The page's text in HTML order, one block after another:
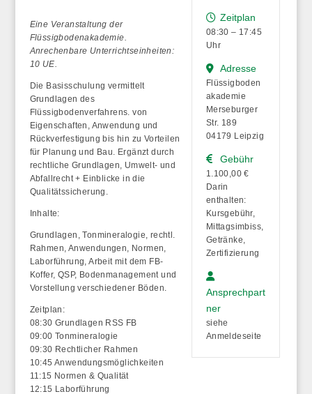
Eine Veranstaltung der
Flüssigbodenakademie.
Anrechenbare Unterrichtseinheiten:
10 UE.
Die Basisschulung vermittelt
Grundlagen des
Flüssigbodenverfahrens. von
Eigenschaften, Anwendung und
Rückverfestigung bis hin zu Vorteilen
für Planung und Bau. Ergänzt durch
rechtliche Grundlagen, Umwelt- und
Abfallrecht + Einblicke in die
Qualitätssicherung.
Inhalte:
Grundlagen, Tonmineralogie, rechtl.
Rahmen, Anwendungen, Normen,
Laborführung, Arbeit mit dem FB-
Koffer, QSP, Bodenmanagement und
Vorstellung verschiedener Böden.
Zeitplan:
08:30 Grundlagen RSS FB
09:00 Tonmineralogie
09:30 Rechtlicher Rahmen
10:45 Anwendungsmöglichkeiten
11:15 Normen & Qualität
12:15 Laborführung
Zeitplan
08:30 – 17:45
Uhr
Adresse
Flüssigboden
akademie
Merseburger
Str. 189
04179 Leipzig
Gebühr
1.100,00 €
Darin
enthalten:
Kursgebühr,
Mittagsimbiss,
Getränke,
Zertifizierung
Ansprechpart
ner
siehe
Anmeldeseite